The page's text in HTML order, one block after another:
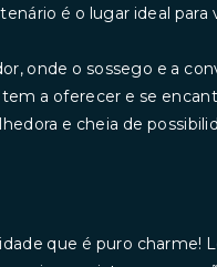
é o lugar ideal para
onde o sossego e a
a oferecer e se
e cheia de
que é puro charme!